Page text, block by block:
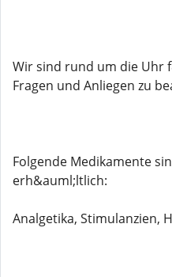
Wir sind rund um die Uhr
Fragen und Anliegen zu
Folgende Medikamente
erh&auml;ltlich:
Analgetika, Stimulanzien,